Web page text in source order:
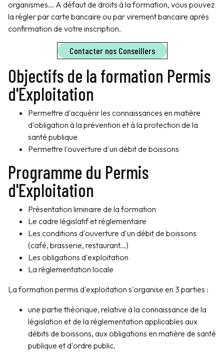
organismes... A défaut de droits à la formation, vous pouvez
la régler par carte bancaire ou par virement bancaire après
confirmation de votre inscription.
Contacter nos Conseillers
Objectifs de la formation Permis
d'Exploitation
Permettre d'acquérir les connaissances en matière
d'obligation à la prévention et à la protection de la
santé publique
Permettre l'ouverture d'un débit de boissons
Programme du Permis
d'Exploitation
Présentation liminaire de la formation
Le cadre législatif et réglementaire
Les conditions d'ouverture d'un débit de boissons
(café, brasserie, restaurant...)
Les obligations d'exploitation
La réglementation locale
La formation permis d'exploitation s'organise en 3 parties :
une partie théorique, relative à la connaissance de la
législation et de la réglementation applicables aux
débits de boissons, aux obligations en matière de santé
publique et d'ordre public.